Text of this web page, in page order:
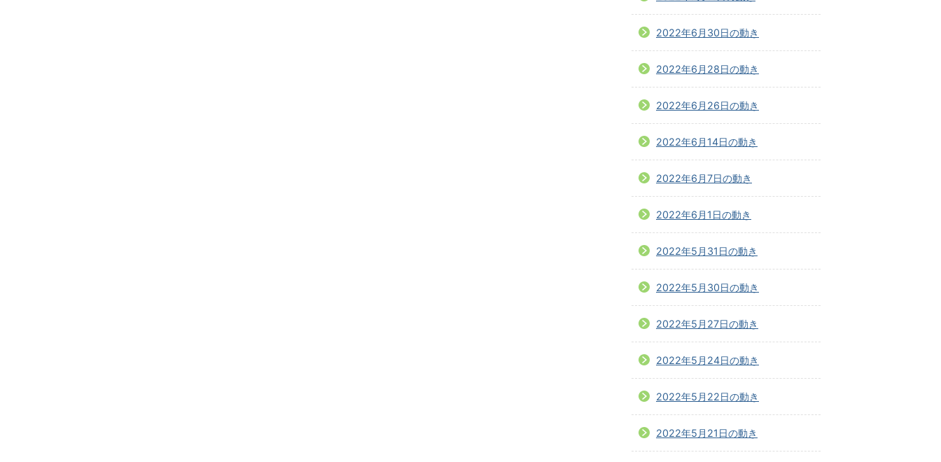
2022年6月30日の動き
2022年6月28日の動き
2022年6月26日の動き
2022年6月14日の動き
2022年6月7日の動き
2022年6月1日の動き
2022年5月31日の動き
2022年5月30日の動き
2022年5月27日の動き
2022年5月24日の動き
2022年5月22日の動き
2022年5月21日の動き